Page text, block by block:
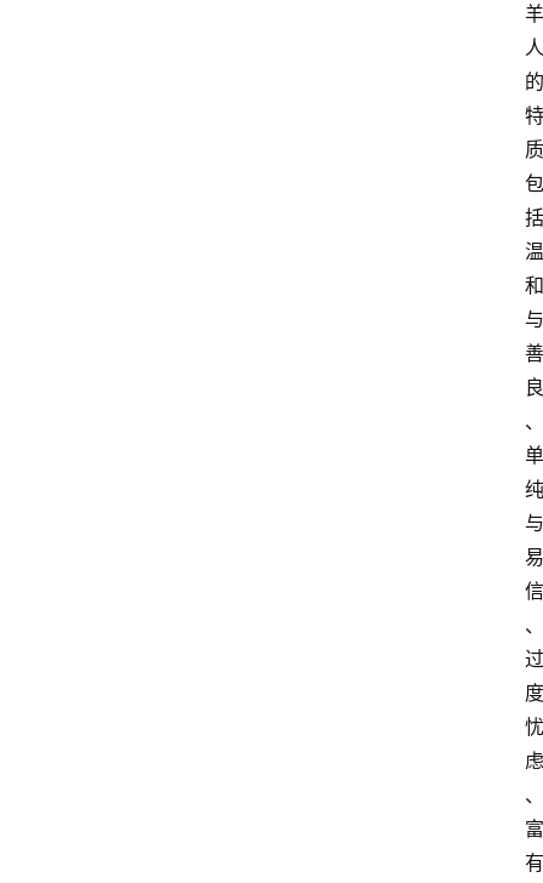
羊
人
的
特
质
包
括
温
和
与
善
良
、
单
纯
与
易
信
、
过
度
忧
虑
、
富
有